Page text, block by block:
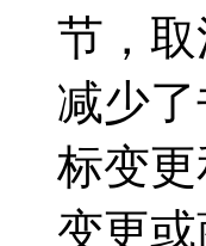
节，
减少
标变
变更